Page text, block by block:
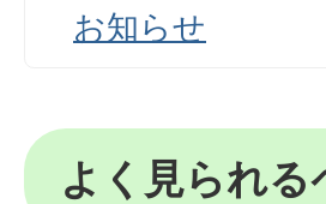
お知らせ
よく見られる